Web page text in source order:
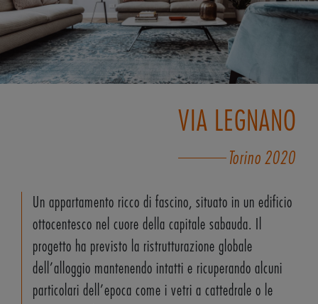
VIA LEGNANO
Torino 2020
Un appartamento ricco di fascino, situato in un edificio
ottocentesco nel cuore della capitale sabauda. Il
progetto ha previsto la ristrutturazione globale
dell’alloggio mantenendo intatti e ricuperando alcuni
particolari dell’epoca come i vetri a cattedrale o le